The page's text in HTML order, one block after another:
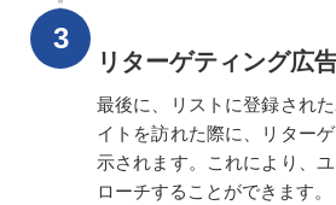
リターゲティング広
最後に、リストに登録され
イトを訪れた際に、リター
示されます。これにより、
ローチすることができます。